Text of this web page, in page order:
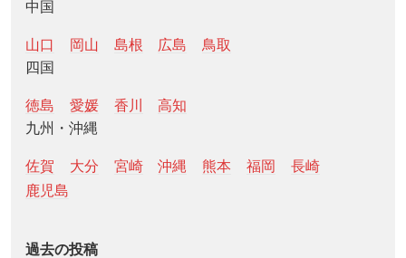
中国
山口 岡山 島根 広島
鳥取
四国
徳島 愛媛 香川
高知
九州・沖縄
佐賀 大分 宮崎 沖縄 熊本 福岡
長崎
鹿児島
過去の投稿